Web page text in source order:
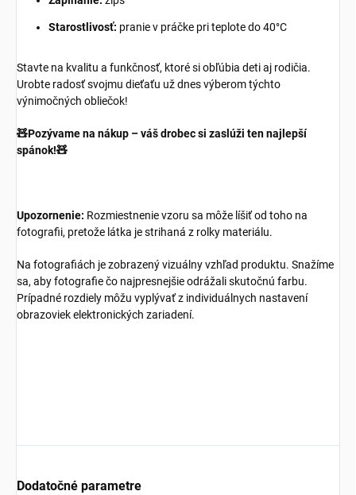
Starostlivosť: pranie v práčke pri teplote do 40°C
Stavte na kvalitu a funkčnosť, ktoré si obľúbia deti aj rodičia.
Urobte radosť svojmu dieťaťu už dnes výberom týchto
výnimočných obliečok!
🧸Pozývame na nákup – váš drobec si zaslúži ten najlepší
spánok!🧸
Upozornenie: Rozmiestnenie vzoru sa môže líšiť od toho na
fotografii, pretože látka je strihaná z rolky materiálu.
Na fotografiách je zobrazený vizuálny vzhľad produktu. Snažíme
sa, aby fotografie čo najpresnejšie odrážali skutočnú farbu.
Prípadné rozdiely môžu vyplývať z individuálnych nastavení
obrazoviek elektronických zariadení.
Dodatočné parametre